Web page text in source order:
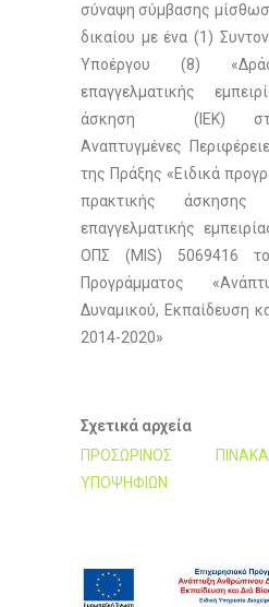
σύναψη σύμβασης
δικαίου με ένα (1)
Υποέργου (8)
επαγγελματικής
άσκηση (ΙΕΚ)
Αναπτυγμένες
της Πράξης «Ειδικά
πρακτικής άσκησης
επαγγελματικής
ΟΠΣ (MIS) 5069416
Προγράμματος
Δυναμικού, Εκπαίδευση
2014-2020»
Σχετικά αρχεία
ΠΡΟΣΩΡΙΝΟΣ
ΥΠΟΨΗΦΙΩΝ